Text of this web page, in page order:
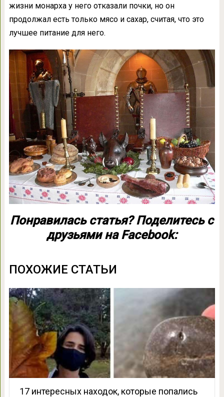
жизни монарха у него отказали почки, но он
продолжал есть только мясо и сахар, считая, что это
лучшее питание для него.
Понравилась статья? Поделитесь с
друзьями на Facebook:
ПОХОЖИЕ СТАТЬИ
17 интересных находок, которые попались